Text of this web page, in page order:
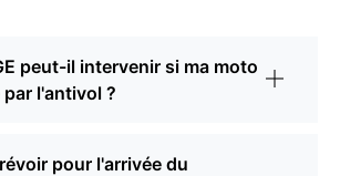
peut-il intervenir si ma moto
l'antivol ?
pour l'arrivée du